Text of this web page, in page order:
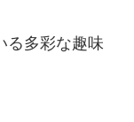
る多彩な趣味